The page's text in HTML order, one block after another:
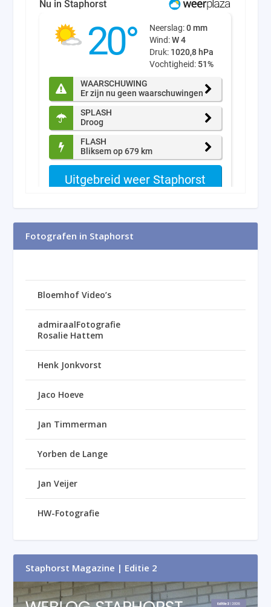
Fotografen in Staphorst
Bloemhof Video’s
admiraalFotografie
Rosalie Hattem
Henk Jonkvorst
Jaco Hoeve
Jan Timmerman
Yorben de Lange
Jan Veijer
HW-Fotografie
Staphorst Magazine | Editie 2